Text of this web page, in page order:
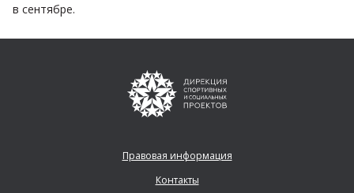
в сентябре.
Правовая информация
Контакты